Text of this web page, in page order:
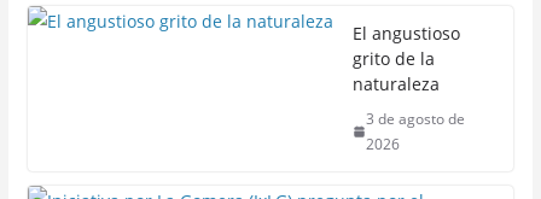
El angustioso
grito de la
naturaleza
3 de agosto de
2026